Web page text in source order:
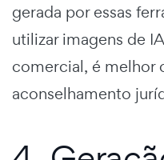
gerada por essas
utilizar imagens de
comercial, é melhor
aconselhamento